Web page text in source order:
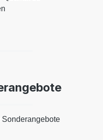
Sonderangebote